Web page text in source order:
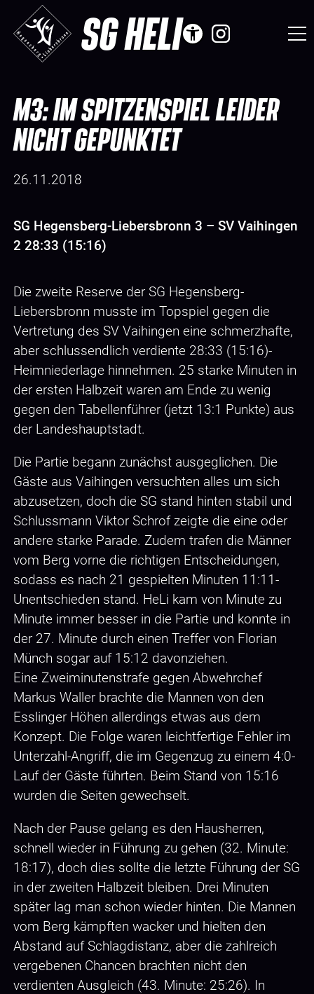
SG HELI
M3: IM SPITZENSPIEL LEIDER
NICHT GEPUNKTET
26.11.2018
SG Hegensberg-Liebersbronn 3 – SV Vaihingen
2 28:33 (15:16)
Die zweite Reserve der SG Hegensberg-
Liebersbronn musste im Topspiel gegen die
Vertretung des SV Vaihingen eine schmerzhafte,
aber schlussendlich verdiente 28:33 (15:16)-
Heimniederlage hinnehmen. 25 starke Minuten in
der ersten Halbzeit waren am Ende zu wenig
gegen den Tabellenführer (jetzt 13:1 Punkte) aus
der Landeshauptstadt.
Die Partie begann zunächst ausgeglichen. Die
Gäste aus Vaihingen versuchten alles um sich
abzusetzen, doch die SG stand hinten stabil und
Schlussmann Viktor Schrof zeigte die eine oder
andere starke Parade. Zudem trafen die Männer
vom Berg vorne die richtigen Entscheidungen,
sodass es nach 21 gespielten Minuten 11:11-
Unentschieden stand. HeLi kam von Minute zu
Minute immer besser in die Partie und konnte in
der 27. Minute durch einen Treffer von Florian
Münch sogar auf 15:12 davonziehen.
Eine Zweiminutenstrafe gegen Abwehrchef
Markus Waller brachte die Mannen von den
Esslinger Höhen allerdings etwas aus dem
Konzept. Die Folge waren leichtfertige Fehler im
Unterzahl-Angriff, die im Gegenzug zu einem 4:0-
Lauf der Gäste führten. Beim Stand von 15:16
wurden die Seiten gewechselt.
Nach der Pause gelang es den Hausherren,
schnell wieder in Führung zu gehen (32. Minute:
18:17), doch dies sollte die letzte Führung der SG
in der zweiten Halbzeit bleiben. Drei Minuten
später lag man schon wieder hinten. Die Mannen
vom Berg kämpften wacker und hielten den
Abstand auf Schlagdistanz, aber die zahlreich
vergebenen Chancen brachten nicht den
verdienten Ausgleich (43. Minute: 25:26). In